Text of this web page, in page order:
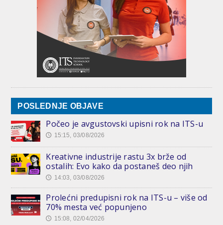
POSLEDNJE OBJAVE
Počeo je avgustovski upisni rok na ITS-u
🕔 15:15, 03/08/2026
Kreativne industrije rastu 3x brže od
ostalih: Evo kako da postaneš deo njih
🕔 14:03, 03/08/2026
Prolećni predupisni rok na ITS-u – više od
70% mesta već popunjeno
🕔 15:08, 02/04/2026